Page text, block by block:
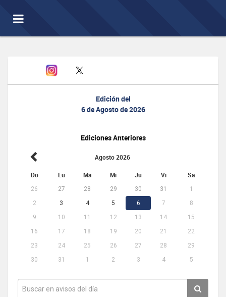
Toggle
navigation
Edición del
6 de Agosto de 2026
Ediciones Anteriores
Agosto 2026
Do Lu Ma Mi Ju Vi Sa
26 27 28 29 30 31
1
2
3 4 5 6 7
8
9
10 11 12 13 14
15
16
17 18 19 20 21
22
23
24 25 26 27 28
29
30
31 1 2 3 4 5